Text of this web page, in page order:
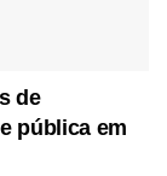
de
pública em